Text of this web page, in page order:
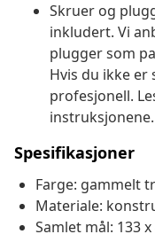
Skruer og
inkludert. Vi
plugger som
Hvis du ikke er
profesjonell.
instruksjonene.
Spesifikasjoner
Farge: gammelt
Materiale:
Samlet mål: 133 x